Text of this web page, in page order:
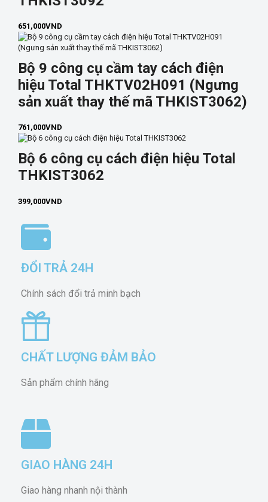
651,000VND
Bộ 9 công cụ cầm tay cách điện
hiệu Total THKTV02H091 (Ngưng
sản xuất thay thế mã THKIST3062)
761,000VND
Bộ 6 công cụ cách điện hiệu Total
THKIST3062
399,000VND
ĐỔI TRẢ 24H
Chính sách đổi trả minh bạch
CHẤT LƯỢNG ĐẢM BẢO
Sản phẩm chính hãng
GIAO HÀNG 24H
Giao hàng nhanh nội thành